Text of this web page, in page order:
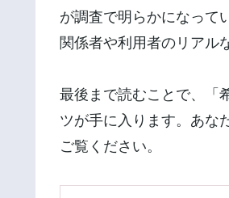
が調査で明らかになって
関係者や利用者のリアル
最後まで読むことで、「
ツが手に入ります。あな
ご覧ください。